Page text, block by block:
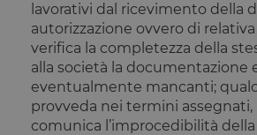
lavorativi dal ricevimento della
autorizzazione ovvero di
verifica la completezza della
alla società la documentazione
eventualmente mancanti;
provveda nei termini assegnati,
comunica l’improcedibilità
XSRF-TOKEN